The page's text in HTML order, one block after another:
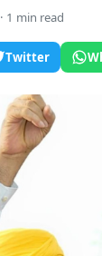
1 min read
Twitter